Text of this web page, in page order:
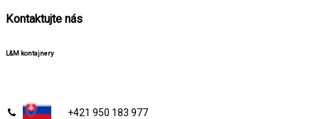
Kontaktujte nás
L&M kontajnery
+421 950 183 977